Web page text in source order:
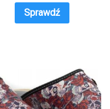
Sprawdź